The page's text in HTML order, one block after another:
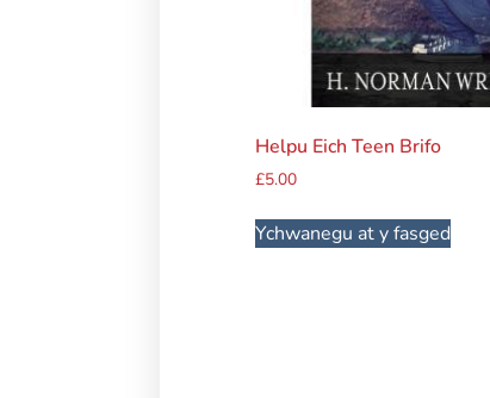
Helpu Eich Teen Brifo
£5.00
Ychwanegu at y fasged